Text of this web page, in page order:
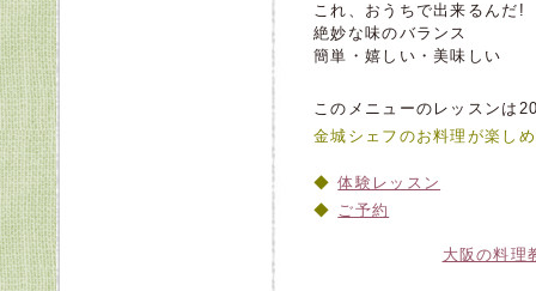
これ、おうちで出来るんだ!
絶妙な味のバランス
簡単・嬉しい・美味しい
このメニューのレッスンは
金城シェフのお料理が楽し
体験レッスン
ご予約
大阪の料理